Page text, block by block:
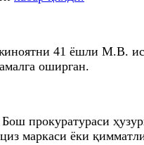
41 ёшли
оширган.
прокуратураси
маркаси ёки